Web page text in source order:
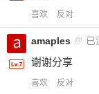
喜欢 反对
amaples @ 已
谢谢分享
喜欢 反对